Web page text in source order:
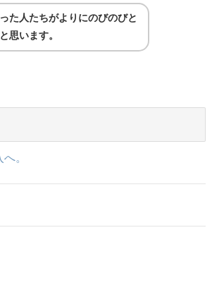
た人たちがよりにのびのびと
思います。
。